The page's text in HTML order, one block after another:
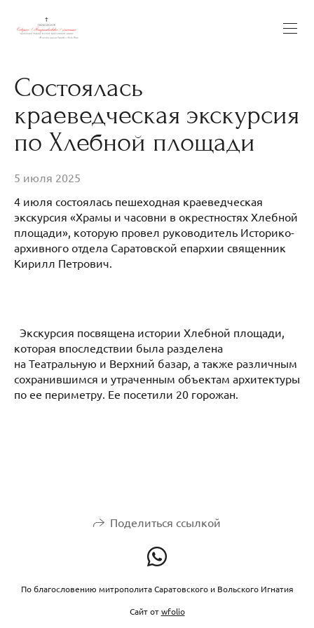
Состоялась
краеведческая экскурсия
по Хлебной площади
5 июля 2025
4 июля состоялась пешеходная краеведческая
экскурсия «Храмы и часовни в окрестностях Хлебной
площади», которую провел руководитель Историко-
архивного отдела Саратовской епархии священник
Кирилл Петрович.
Экскурсия посвящена истории Хлебной площади,
которая впоследствии была разделена
на Театральную и Верхний базар, а также различным
сохранившимся и утраченным объектам архитектуры
по ее периметру. Ее посетили 20 горожан.
Поделиться ссылкой
По благословению митрополита Саратовского и Вольского Игнатия
Сайт отwfolio